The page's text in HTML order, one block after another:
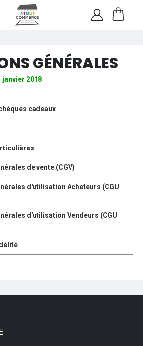
GÉNÉRALES
janvier 2018
cadeaux
de vente (CGV)
d'utilisation Acheteurs (CGU
d'utilisation Vendeurs (CGU